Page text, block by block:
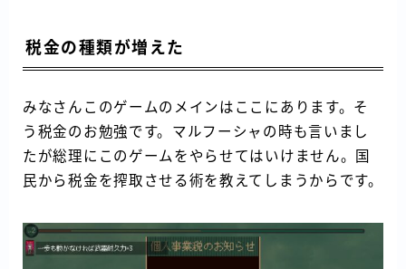
税金の種類が増えた
みなさんこのゲームのメインはここにあります。そ
う税金のお勉強です。マルフーシャの時も言いまし
たが総理にこのゲームをやらせてはいけません。国
民から税金を搾取させる術を教えてしまうからです。